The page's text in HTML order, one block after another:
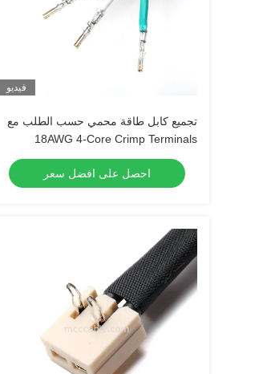
فيديو
تجميع كابل طاقة محمي حسب الطلب مع
18AWG 4-Core Crimp Terminals
احصل على افضل سعر